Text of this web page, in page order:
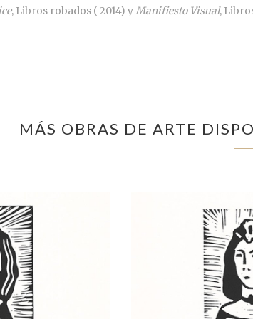
, Libros robados ( 2014) y Manifiesto Visual,
MÁS OBRAS DE ARTE